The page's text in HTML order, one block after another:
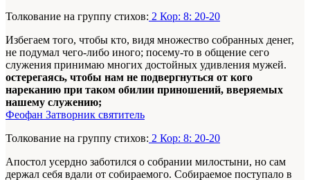
Толкование на группу стихов: 2 Кор: 8: 20-20
Избегаем того, чтобы кто, видя множество собранных денег,
не подумал чего-либо иного; посему-то в общение сего
служения принимаю многих достойных удивления мужей.
остерегаясь, чтобы нам не подвергнуться от кого
нареканию при таком обилии приношений, вверяемых
нашему служению;
Феофан Затворник святитель
Толкование на группу стихов: 2 Кор: 8: 20-20
Апостол усердно заботился о собрании милостыни, но сам
держал себя вдали от собираемого. Собираемое поступало в